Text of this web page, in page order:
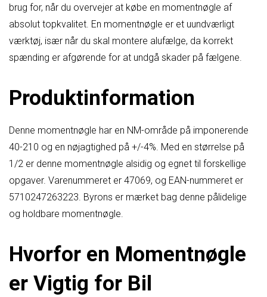
brug for, når du overvejer at købe en momentnøgle af
absolut topkvalitet. En momentnøgle er et uundværligt
værktøj, især når du skal montere alufælge, da korrekt
spænding er afgørende for at undgå skader på fælgene.
Produktinformation
Denne momentnøgle har en NM-område på imponerende
40-210 og en nøjagtighed på +/-4%. Med en størrelse på
1/2 er denne momentnøgle alsidig og egnet til forskellige
opgaver. Varenummeret er 47069, og EAN-nummeret er
5710247263223. Byrons er mærket bag denne pålidelige
og holdbare momentnøgle.
Hvorfor en Momentnøgle
er Vigtig for Bil